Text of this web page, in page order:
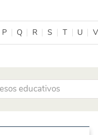
P Q R S T U V